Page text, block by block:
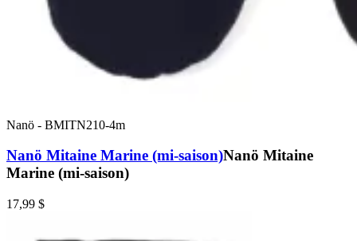
Nanö - BMITN210-4m
Nanö Mitaine Marine (mi-saison)Nanö Mitaine
Marine (mi-saison)
17,99 $